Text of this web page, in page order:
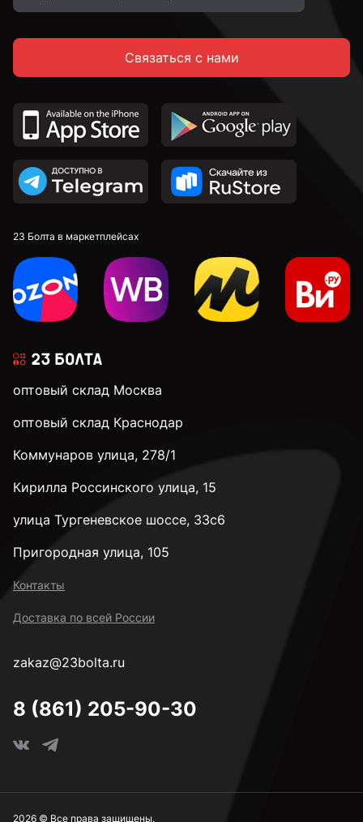
Связаться с нами
23 Болта в маркетплейсах
оптовый склад Москва
оптовый склад Краснодар
Коммунаров улица, 278/1
Кирилла Россинского улица, 15
улица Тургеневское шоссе, 33с6
Пригородная улица, 105
Контакты
Доставка по всей России
zakaz@23bolta.ru
8 (861) 205-90-30
2026 © Все права защищены.